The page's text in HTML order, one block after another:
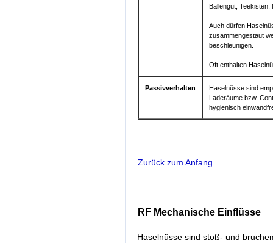
Ballengut,
Auch dürfen
zusammengestaut
beschleunigen.
Oft enthalten
Passivverhalten
Haselnüsse sind
Laderäume bzw.
hygienisch
Zurück zum Anfang
RF Mechanische Einflüsse
Haselnüsse sind stoß- und